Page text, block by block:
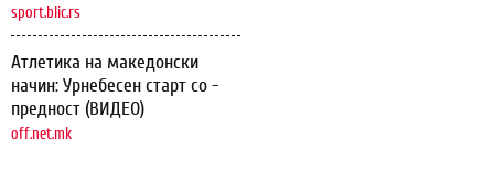
sport.blic.rs
Атлетика на македонски
начин: Урнебесен старт со -
предност (ВИДЕО)
off.net.mk